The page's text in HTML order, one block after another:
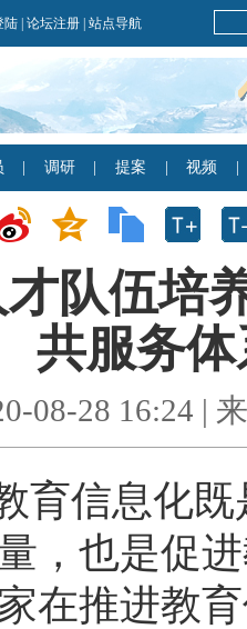
队伍培
共服务
08-28 16:24 |
育信息化
，也是促
在推进教